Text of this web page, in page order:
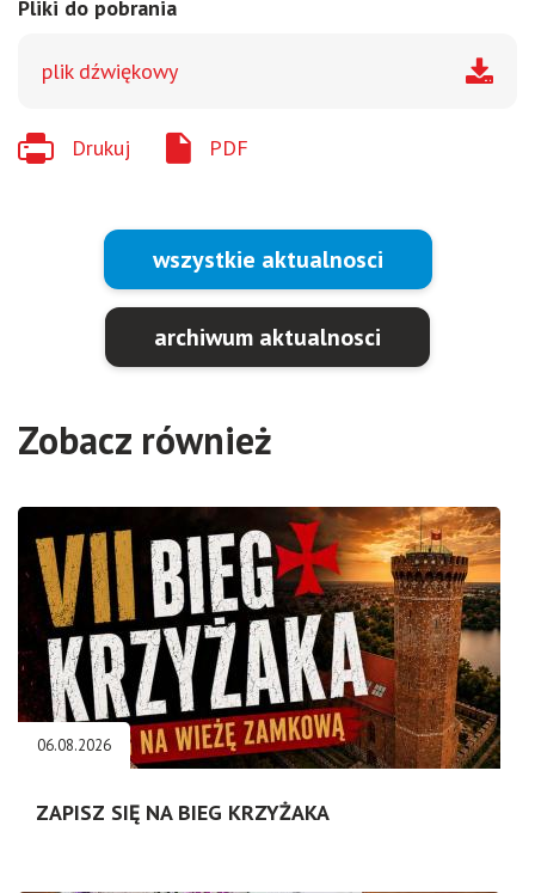
Pliki do pobrania
plik dźwiękowy
Drukuj PDF
wszystkie aktualnosci
archiwum aktualnosci
Zobacz również
06.08.2026
ZAPISZ SIĘ NA BIEG KRZYŻAKA